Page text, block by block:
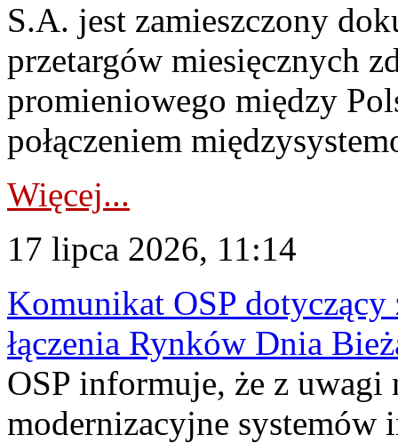
S.A. jest zamieszczony
przetargów miesięcznych
promieniowego między
połączeniem
Więcej...
17 lipca 2026, 11:14
Komunikat OSP dotyczący
łączenia Rynków Dnia
OSP informuje, że z uwagi
modernizacyjne systemów